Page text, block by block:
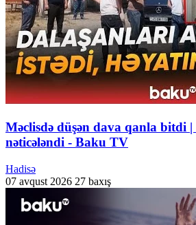
Məclisdə düşən dava qanla bitdi
nəticələndi - Baku TV
Hadisə
07 avqust 2026 27 baxış